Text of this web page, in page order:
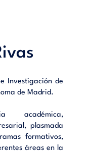
Investigación de
de Madrid.
académica,
plasmada
formativos,
áreas en la